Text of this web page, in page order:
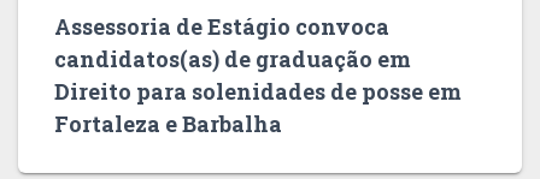
Assessoria de Estágio convoca
candidatos(as) de graduação em
Direito para solenidades de posse em
Fortaleza e Barbalha